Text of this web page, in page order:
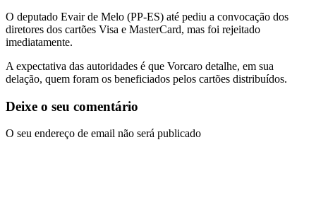
O deputado Evair de Melo (PP-ES) até pediu a convocação dos
diretores dos cartões Visa e MasterCard, mas foi rejeitado
imediatamente.
A expectativa das autoridades é que Vorcaro detalhe, em sua
delação, quem foram os beneficiados pelos cartões distribuídos.
Deixe o seu comentário
O seu endereço de email não será publicado